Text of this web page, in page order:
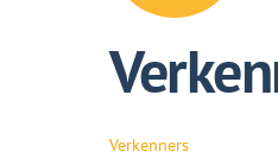
Verkenners